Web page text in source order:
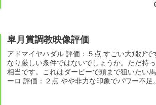
皐月賞調教映像評価
アドマイヤハダル 評価：５点 すごい大飛び
なり厳しい条件ではないでしょうか。ただ持
相当です。これはダービーで頭まで狙いたい
ーロ 評価：２点 やや非力な印象でパワー不足